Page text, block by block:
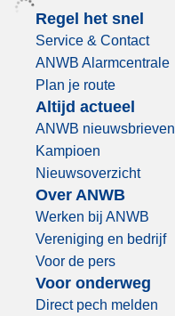
Regel het snel
Service & Contact
ANWB Alarmcentrale
Plan je route
Altijd actueel
ANWB nieuwsbrieven
Kampioen
Nieuwsoverzicht
Over ANWB
Werken bij ANWB
Vereniging en bedrijf
Voor de pers
Voor onderweg
Direct pech melden